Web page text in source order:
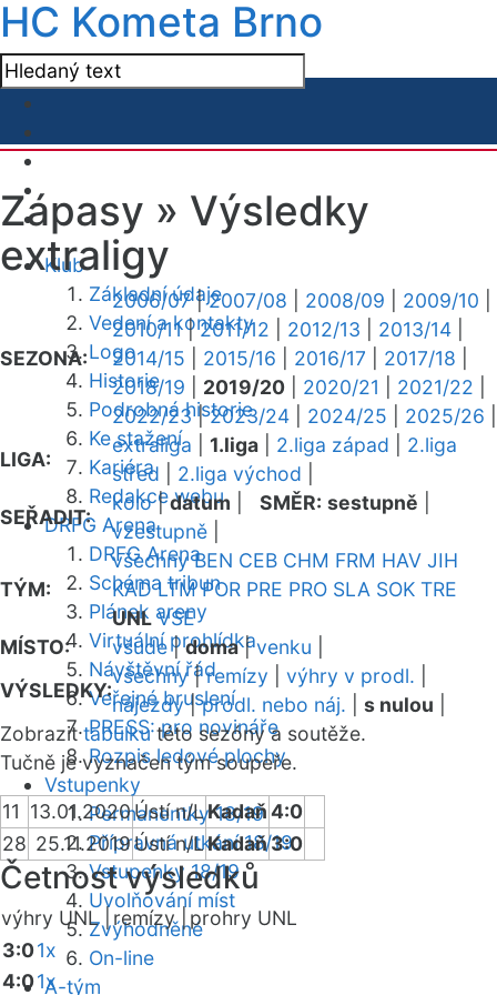
HC Kometa Brno
Klub
Základní údaje
Vedení a kontakty
Logo
Historie
Podrobná historie
Ke stažení
Kariéra
Redakce webu
DRFG Arena
DRFG Arena
Schéma tribun
Plánek areny
Virtuální prohlídka
Návštěvní řád
Veřejné bruslení
PRESS: pro novináře
Rozpis ledové plochy
Vstupenky
Permanentky 18/19
Přípravná utkání 18/19
Vstupenky 18/19
Uvolňování míst
Zvýhodněné
On-line
A-tým
Zápasy » Výsledky
extraligy
SEZONA:
2006/07|2007/08 2008/09 2009/10
2010/11|2011/12 2012/13 2013/14
2014/15
2015/16 2016/17 2017/18
2018/19
2019/20 2020/21 2021/22
2022/23|2023/24 2024/25 2025/26
LIGA:
extraliga 1.liga 2.liga západ
2.liga
střed
2.liga východ
SEŘADIT:
kolo|datum SMĚR: sestupně
vzestupně
TÝM:
všechny BEN CEB CHM FRM HAV JIH
KAD LTM POR PRE PRO SLA SOK TRE
UNL VSE
MÍSTO:
všude|doma|venku
VÝSLEDKY:
všechny|remízy výhry v prodl.
nájezdy|prodl. nebo náj. s nulou
Zobrazittabulkutéto sezóny a soutěže.
Tučně je vyznačen tým soupeře.
11 13.01.2020Ústí n/LKadaň4:0
28 25.11.2019Ústí n/LKadaň3:0
Četnost výsledků
výhry UNL | remízy | prohry UNL
3:01x
4:01x